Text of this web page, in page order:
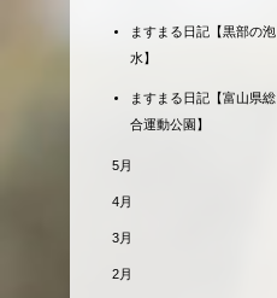
ますまる日記【黒部の泡
水】
ますまる日記【富山県総
合運動公園】
5月
4月
3月
2月